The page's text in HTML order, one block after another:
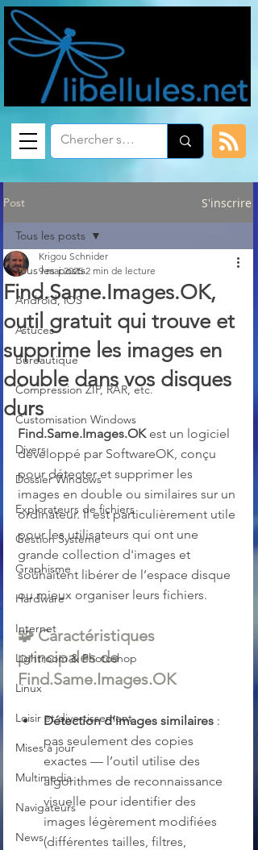
Post S'inscrire
Tous les posts
Android, iOS
Astuces
Bureautique
Compression ZIP, RAR, etc.
Customisation Windows
Divers
Dossier Windows
Explorateurs de fichiers
Gestion Système
Graphisme
Hardware
Internet
Lightroom & Photoshop
Linux
Loisir et divertissement
Mises à jour
Multimedia
Navigateurs
News
Tous les posts
Find.Same.Images.OK,
outil gratuit qui trouve et
supprime les images en
double dans vos disques
durs
Krigou Schnider
9 mai 2025 2 min de lecture
Find.Same.Images.OK est un logiciel
développé par SoftwareOK, conçu
pour détecter et supprimer les
images en double ou similaires sur un
ordinateur. Il est particulièrement utile
pour les utilisateurs qui ont une
grande collection d'images et
souhaitent libérer de l’espace disque
ou mieux organiser leurs fichiers.
🧩 Caractéristiques
principales de
Find.Same.Images.OK
Détection d’images similaires :
pas seulement des copies
exactes — l’outil utilise des
algorithmes de reconnaissance
visuelle pour identifier des
images légèrement modifiées
(différentes tailles, filtres,